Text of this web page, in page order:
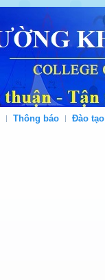
Thông báo Đào tạo